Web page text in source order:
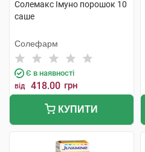
Солемакс Імуно порошок 10
саше
Солефарм
Є в наявності
від 418.00 грн
КУПИТИ